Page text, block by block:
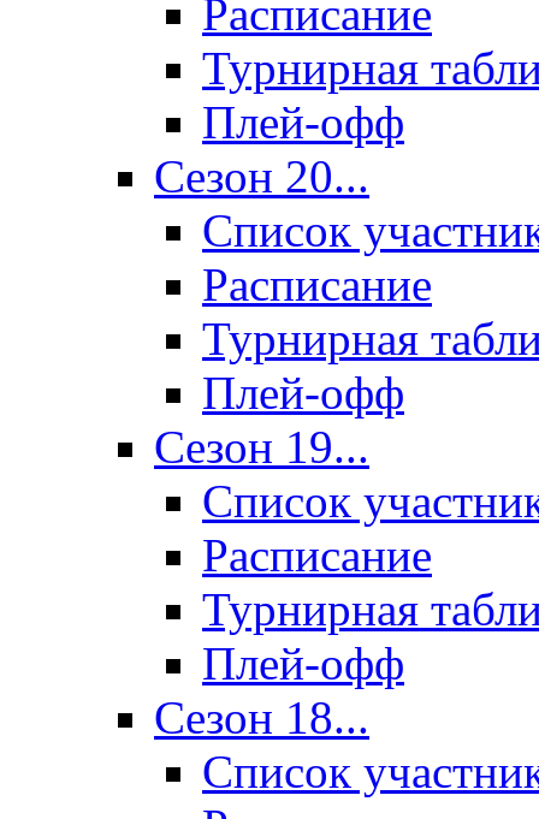
Расписание
Турнирная
Плей-офф
Сезон 20...
Список
Расписание
Турнирная
Плей-офф
Сезон 19...
Список
Расписание
Турнирная
Плей-офф
Сезон 18...
Список